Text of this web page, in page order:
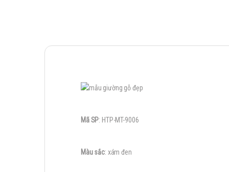
Mã SP: HTP-MT-9006
Màu sắc: xám đen